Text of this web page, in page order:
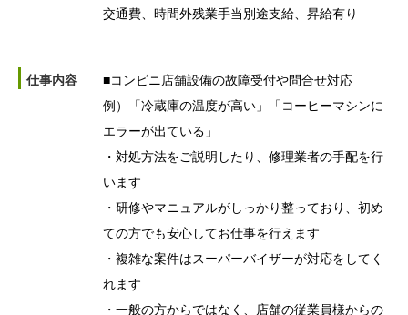
交通費、時間外残業手当別途支給、昇給有り
仕事内容
■コンビニ店舗設備の故障受付や問合せ対応
例）「冷蔵庫の温度が高い」「コーヒーマシンに
エラーが出ている」
・対処方法をご説明したり、修理業者の手配を行
います
・研修やマニュアルがしっかり整っており、初め
ての方でも安心してお仕事を行えます
・複雑な案件はスーパーバイザーが対応をしてく
れます
・一般の方からではなく、店舗の従業員様からの